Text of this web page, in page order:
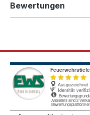
Bewertungen